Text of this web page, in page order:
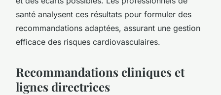
santé analysent ces résultats pour formuler des
recommandations adaptées, assurant une gestion
efficace des risques cardiovasculaires.
Recommandations cliniques et
lignes directrices